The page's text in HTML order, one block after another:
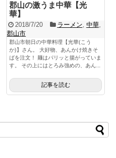
郡山の激うま中華【光
華】
2018/7/20 ラーメン 中華,
郡山市
郡山市朝日の中華料理【光華(こう
か)】さん。 大好物、あんかけ焼きそ
ばを注文！ 麺はパリッと揚がっていま
す。 その上にはとろみ強めの、あん...
記事を読む